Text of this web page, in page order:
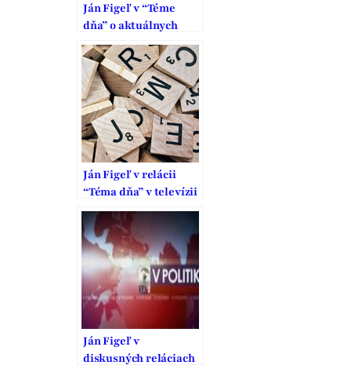
Ján Figeľ v “Téme
dňa” o aktuálnych
témach
Ján Figeľ v relácii
“Téma dňa” v televízii
TA3
Ján Figeľ v
diskusných reláciach